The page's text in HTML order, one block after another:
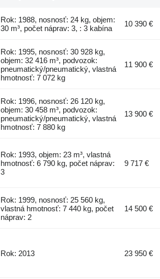
Rok: 1988, nosnosť: 24 kg, objem:
30 m³, počet náprav: 3, : 3 kabína
10 390 €
Rok: 1995, nosnosť: 30 928 kg,
objem: 32 416 m³, podvozok:
pneumatický/pneumatický, vlastná
hmotnosť: 7 072 kg
11 900 €
Rok: 1996, nosnosť: 26 120 kg,
objem: 30 458 m³, podvozok:
pneumatický/pneumatický, vlastná
hmotnosť: 7 880 kg
13 900 €
Rok: 1993, objem: 23 m³, vlastná
hmotnosť: 6 790 kg, počet náprav:
3
9 717 €
Rok: 1999, nosnosť: 25 560 kg,
vlastná hmotnosť: 7 440 kg, počet
náprav: 2
14 500 €
Rok: 2013 23 950 €